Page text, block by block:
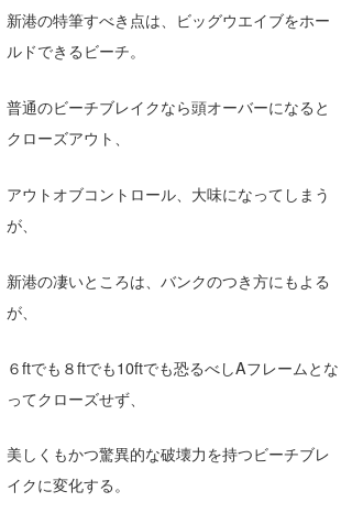
新港の特筆すべき点は、ビッグウエイブをホー
ルドできるビーチ。
普通のビーチブレイクなら頭オーバーになると
クローズアウト、
アウトオブコントロール、大味になってしまう
が、
新港の凄いところは、バンクのつき方にもよる
が、
６ftでも８ftでも10ftでも恐るべしAフレームとな
ってクローズせず、
美しくもかつ驚異的な破壊力を持つビーチブレ
イクに変化する。
mitz
S.K
Soulman
waka☆=
たっちー
ハンマー
まっきー
三輪予報士